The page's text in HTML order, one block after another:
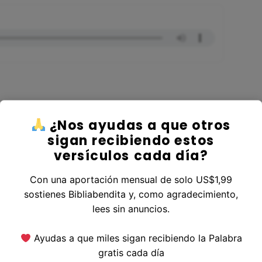
al Libro Isaías
|Versículo Siguiente
¿Nos ayudas a que otros
sigan recibiendo estos
versículos cada día?
Con una aportación mensual de solo US$1,99
sostienes Bibliabendita y, como agradecimiento,
lees sin anuncios.
Ayudas a que miles sigan recibiendo la Palabra
gratis cada día